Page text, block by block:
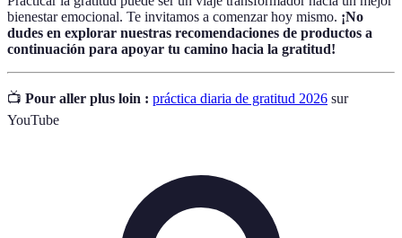
bienestar emocional. Te invitamos a comenzar hoy mismo. ¡No
dudes en explorar nuestras recomendaciones de productos a
continuación para apoyar tu camino hacia la gratitud!
📺 Pour aller plus loin : práctica diaria de gratitud 2026 sur
YouTube